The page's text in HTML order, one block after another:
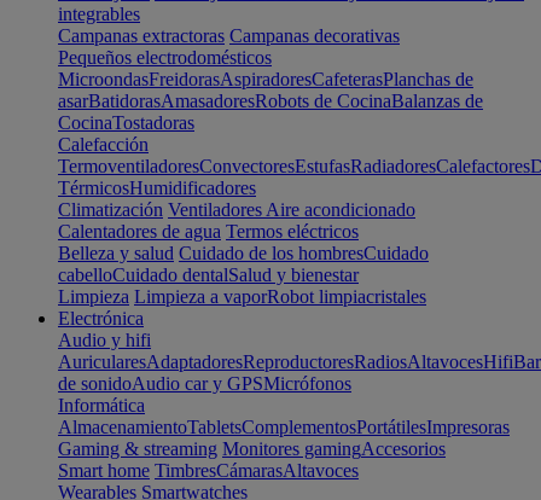
integrables
Campanas extractoras Campanas decorativas
Pequeños electrodomésticos
MicroondasFreidorasAspiradoresCafeterasPlanchas de
asarBatidorasAmasadoresRobots de CocinaBalanzas de
CocinaTostadoras
Calefacción
TermoventiladoresConvectoresEstufasRadiadoresCalefactores
TérmicosHumidificadores
Climatización Ventiladores Aire acondicionado
Calentadores de agua Termos eléctricos
Belleza y salud Cuidado de los hombresCuidado
cabelloCuidado dentalSalud y bienestar
Limpieza Limpieza a vaporRobot limpiacristales
Electrónica
Audio y hifi
AuricularesAdaptadoresReproductoresRadiosAltavocesHifi
de sonidoAudio car y GPSMicrófonos
Informática
AlmacenamientoTabletsComplementosPortátilesImpresoras
Gaming & streaming Monitores gamingAccesorios
Smart home TimbresCámarasAltavoces
Wearables Smartwatches